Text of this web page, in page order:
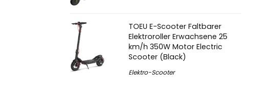
TOEU E-Scooter Faltbarer
Elektroroller Erwachsene 25
km/h 350W Motor Electric
Scooter (Black)
Elektro-Scooter